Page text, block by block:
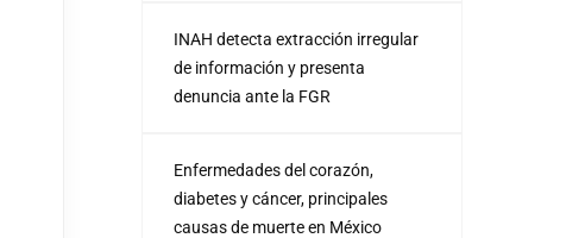
INAH detecta extracción irregular
de información y presenta
denuncia ante la FGR
Enfermedades del corazón,
diabetes y cáncer, principales
causas de muerte en México